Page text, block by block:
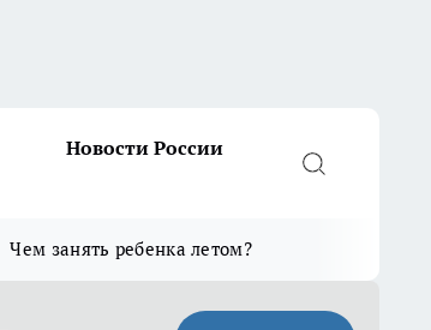
Новости России
Чем занять ребенка летом?